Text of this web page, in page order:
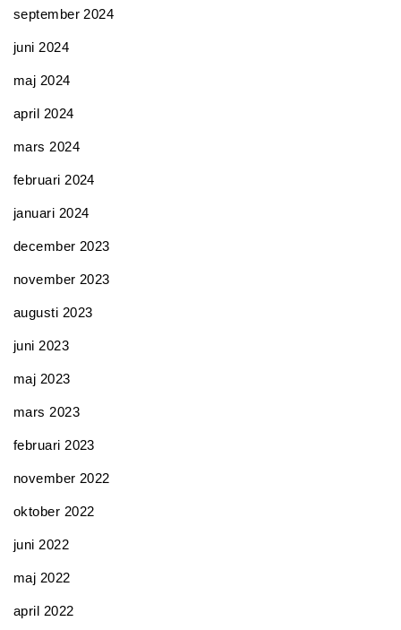
september 2024
juni 2024
maj 2024
april 2024
mars 2024
februari 2024
januari 2024
december 2023
november 2023
augusti 2023
juni 2023
maj 2023
mars 2023
februari 2023
november 2022
oktober 2022
juni 2022
maj 2022
april 2022